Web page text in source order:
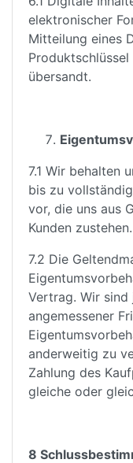
elektronischer
Mitteilung eines
übersandt.
7.1 Wir behalten
bis zu
vor, die uns aus
Kunden zustehen.
7.2 Die
Vertrag. Wir
angemessener
anderweitig zu
Zahlung des
gleiche oder
8